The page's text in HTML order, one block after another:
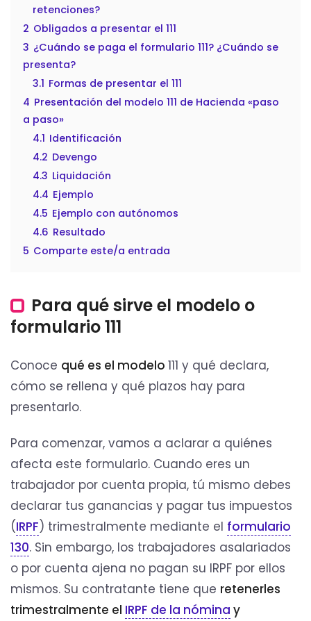
retenciones?
2 Obligados a presentar el 111
3 ¿Cuándo se paga el formulario 111? ¿Cuándo se
presenta?
3.1 Formas de presentar el 111
4 Presentación del modelo 111 de Hacienda «paso
a paso»
4.1 Identificación
4.2 Devengo
4.3 Liquidación
4.4 Ejemplo
4.5 Ejemplo con autónomos
4.6 Resultado
5 Comparte este/a entrada
Para qué sirve el modelo o
formulario 111
Conoce qué es el modelo 111 y qué declara,
cómo se rellena y qué plazos hay para
presentarlo.
Para comenzar, vamos a aclarar a quiénes
afecta este formulario. Cuando eres un
trabajador por cuenta propia, tú mismo debes
declarar tus ganancias y pagar tus impuestos
(IRPF) trimestralmente mediante el formulario
130. Sin embargo, los trabajadores asalariados
o por cuenta ajena no pagan su IRPF por ellos
mismos. Su contratante tiene que retenerles
trimestralmente el IRPF de la nómina y